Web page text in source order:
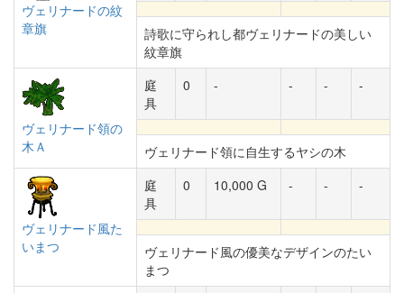
ヴェリナードの紋
章旗
詩歌に守られし都ヴェリナードの美しい
紋章旗
ヴェリナード領の
木Ａ
庭
具
0 - - - -
ヴェリナード領に自生するヤシの木
ヴェリナード風た
いまつ
庭
具
0 10,000 G - - -
ヴェリナード風の優美なデザインのたい
まつ